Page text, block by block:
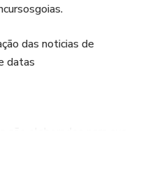
das noticias de
datas